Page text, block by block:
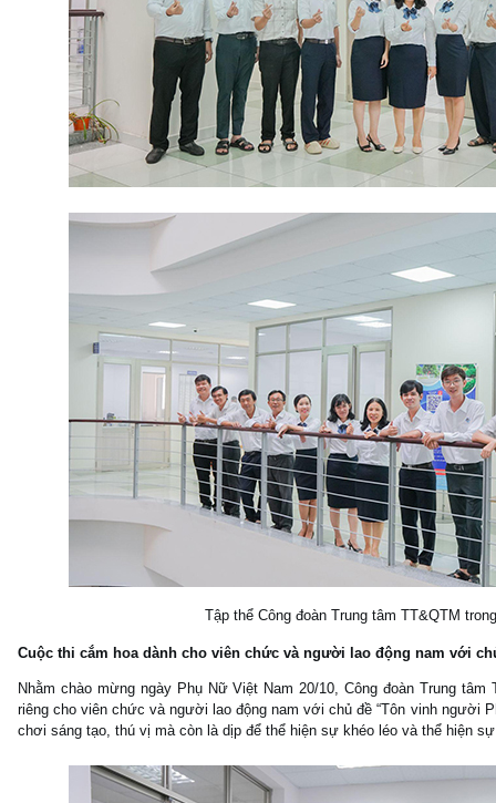
Tập thể Công đoàn Trung tâm TT&QTM
Cuộc thi cắm hoa dành cho viên chức và người lao động nam với
Nhằm chào mừng ngày Phụ Nữ Việt Nam 20/10, Công đoàn Trung
riêng cho viên chức và người lao động nam với chủ đề “Tôn vinh người
chơi sáng tạo, thú vị mà còn là dịp để thể hiện sự khéo léo và thể hiện